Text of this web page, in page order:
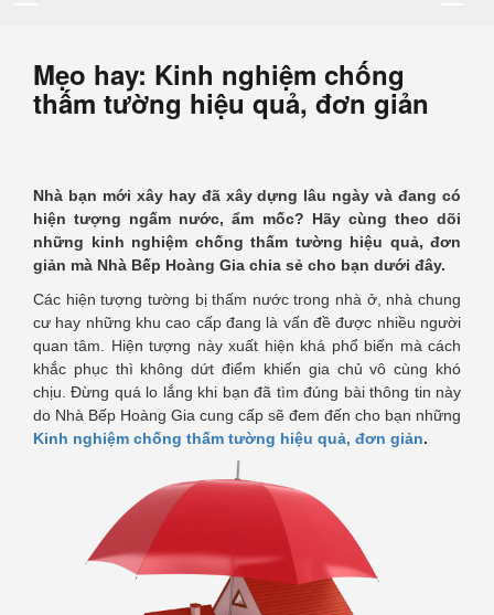
Mẹo hay: Kinh nghiệm chống
thấm tường hiệu quả, đơn giản
Nhà bạn mới xây hay đã xây dựng lâu ngày và đang có
hiện tượng ngấm nước, ẩm mốc? Hãy cùng theo dõi
những kinh nghiệm chống thấm tường hiệu quả, đơn
giản mà Nhà Bếp Hoàng Gia chia sẻ cho bạn dưới đây.
Các hiện tượng tường bị thấm nước trong nhà ở, nhà chung
cư hay những khu cao cấp đang là vấn đề được nhiều người
quan tâm. Hiện tượng này xuất hiện khá phổ biến mà cách
khắc phục thì không dứt điểm khiến gia chủ vô cùng khó
chịu. Đừng quá lo lắng khi bạn đã tìm đúng bài thông tin này
do Nhà Bếp Hoàng Gia cung cấp sẽ đem đến cho bạn những
Kinh nghiệm chống thấm tường hiệu quả, đơn giản.